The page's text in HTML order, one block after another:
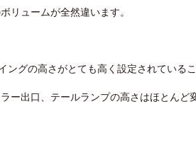
リュームが全然違います。
ングの高さがとても高く設定されている
ー出口、テールランプの高さはほとんど